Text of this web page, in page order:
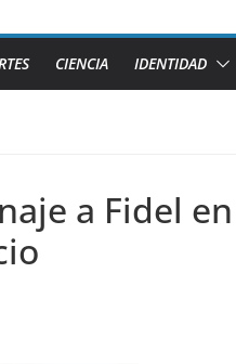
CIENCIA IDENTIDAD
a Fidel